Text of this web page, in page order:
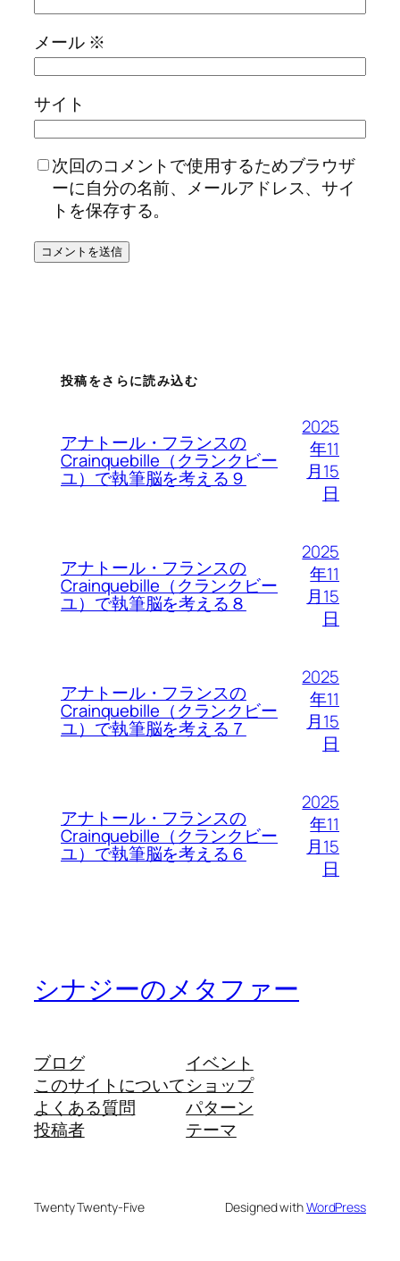
メール ※
サイト
次回のコメントで使用するためブラウザ
ーに自分の名前、メールアドレス、サイ
トを保存する。
投稿をさらに読み込む
アナトール・フランスの
Crainquebille（クランクビー
ユ）で執筆脳を考える９
2025
年11
月15
日
アナトール・フランスの
Crainquebille（クランクビー
ユ）で執筆脳を考える８
2025
年11
月15
日
アナトール・フランスの
Crainquebille（クランクビー
ユ）で執筆脳を考える７
2025
年11
月15
日
アナトール・フランスの
Crainquebille（クランクビー
ユ）で執筆脳を考える６
2025
年11
月15
日
シナジーのメタファー
ブログ
このサイトについて
よくある質問
投稿者
イベント
ショップ
パターン
テーマ
Twenty Twenty-Five Designed withWordPress